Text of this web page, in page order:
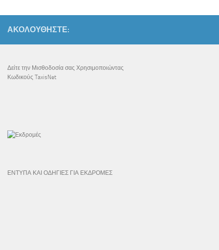
ΑΚΟΛΟΥΘΉΣΤΕ:
Δείτε την Μισθοδοσία σας Χρησιμοποιώντας
Κωδικούς TaxisNet
ΕΝΤΥΠΑ ΚΑΙ ΟΔΗΓΙΕΣ ΓΙΑ ΕΚΔΡΟΜΕΣ